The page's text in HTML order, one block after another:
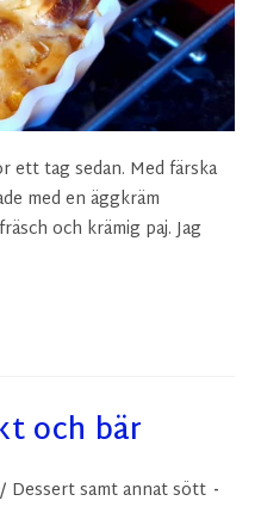
ett tag sedan. Med färska
med en äggkräm
och krämig paj. Jag
och bär
/ Dessert samt annat sött